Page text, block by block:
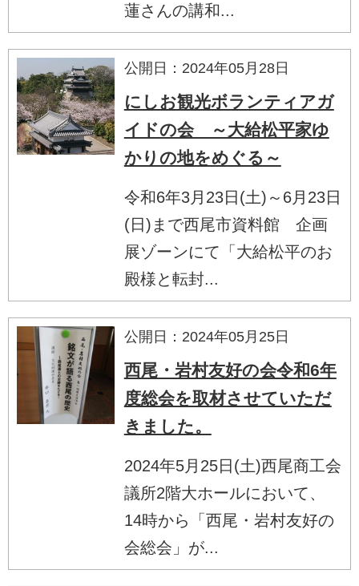
蓮さんの講和...
公開日：2024年05月28日
にしお観光ボランティアガ
イドの会 ～大給松平家ゆ
かりの地をめぐる～
令和6年3月23日(土)～6月23日
(日)まで西尾市資料館 企画
展ゾーンにて「大給松平のお
殿様と転封...
公開日：2024年05月25日
西尾・岩村友好の会令和6年
度総会を取材させていただ
きました。
2024年5月25日(土)西尾商工会
議所2階大ホールにおいて、
14時から「西尾・岩村友好の
会総会」が...